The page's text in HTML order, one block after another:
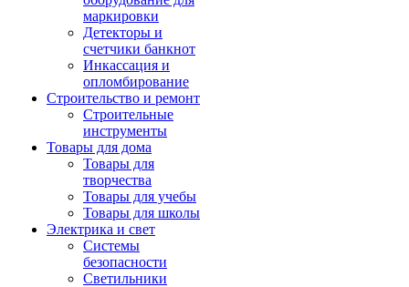
маркировки
Детекторы и
счетчики банкнот
Инкассация и
опломбирование
Строительство и ремонт
Строительные
инструменты
Товары для дома
Товары для
творчества
Товары для учебы
Товары для школы
Электрика и свет
Системы
безопасности
Светильники